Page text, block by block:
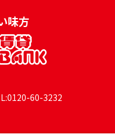
味方
60-3232